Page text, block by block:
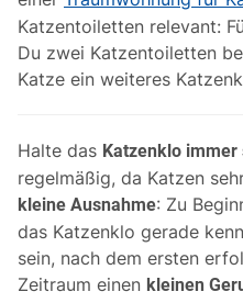
Katzentoiletten relevant:
Du zwei Katzentoiletten
Katze ein weiteres
Halte das Katzenklo immer
regelmäßig, da Katzen
kleine Ausnahme: Zu
das Katzenklo gerade
sein, nach dem ersten
Zeitraum einen kleinen